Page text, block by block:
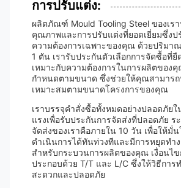
การปรับแต่ง:
ผลิตภัณฑ์ Mould Tooling Steel ของเร
คุณภาพและการปรับแต่งที่ยอดเยี่ยมซึ่งป
ความต้องการเฉพาะของคุณ ด้วยปริมา
1 ตัน เรารับประกันตัวเลือกการจัดซื้อที่ยื
เหมาะกับความต้องการในการผลิตของ
กำหนดตามขนาด ซึ่งช่วยให้คุณสามาร
เหมาะสมตามขนาดโครงการของคุณ
เราบรรจุคำสั่งซื้อทั้งหมดอย่างปลอดภัย
แรงเพื่อรับประกันการจัดส่งที่ปลอดภัย ร
จัดส่งของเราคือภายใน 10 วัน เพื่อให้มั่
ดำเนินการได้ทันท่วงทีและมีการหยุดทำ
สำหรับกระบวนการผลิตของคุณ เงื่อนไข
ประกอบด้วย T/T และ L/C ซึ่งให้วิธีการ
สะดวกและปลอดภัย